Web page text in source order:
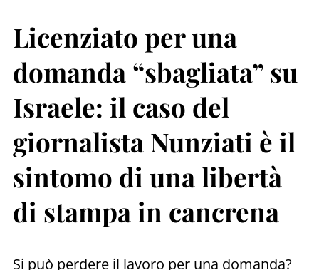
Licenziato per una
domanda “sbagliata” su
Israele: il caso del
giornalista Nunziati è il
sintomo di una libertà
di stampa in cancrena
Si può perdere il lavoro per una domanda?